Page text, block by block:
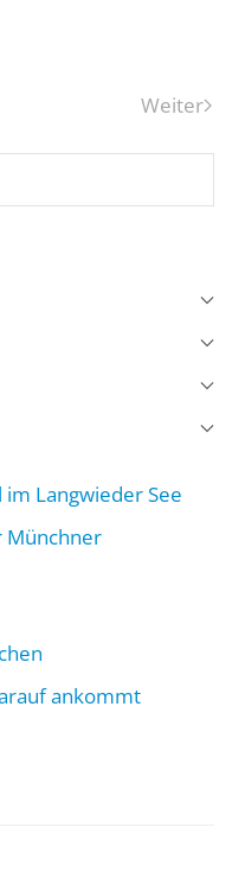
Weiter
Langwieder See
Münchner
ankommt